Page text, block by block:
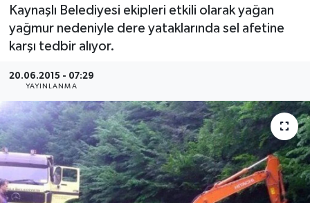
Kaynaşlı Belediyesi ekipleri etkili olarak yağan
yağmur nedeniyle dere yataklarında sel afetine
karşı tedbir alıyor.
20.06.2015 - 07:29
YAYINLANMA
Medya
Sivil Toplum
Siyaset
Spor